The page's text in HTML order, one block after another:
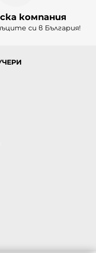
компания
си в България!